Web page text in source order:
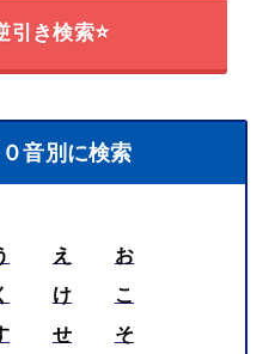
引き検索⭐
音別に検索
え
お
け
こ
せ
そ